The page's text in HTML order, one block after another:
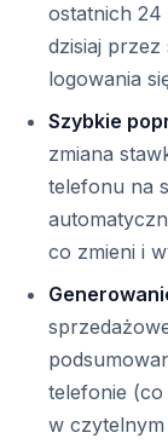
ostatnich 24
dzisiaj przez
logowania
Szybkie
zmiana
telefonu na
co zmieni i
telefonie
w